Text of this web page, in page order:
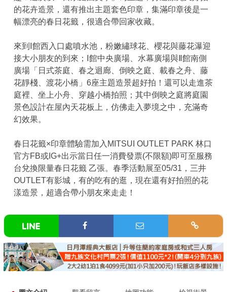
的花卉造景，還有推出主題套色印章，集滿印章後是一
幅漂亮的春日花籤，很適合帶回家收藏。
來到Ⅰ館西入口處噴水池，粉嫩繡球花、櫻花與藤花瀑迎
接大小朋友的到來；Ⅰ館中央廣場、水幕廣場與Ⅱ館南側
廣場「日式茶庭、春之迴廊、倒映之庭、載春之舟、藤
花靜棧、渡花小橋」6座主題造景超好拍！還可以走進茶
庭裡、坐上小舟、穿越小橋拍照；其中倒映之庭將庭園
景色設計在屋內天花板上，仿佛走入夢境之中，充滿奇
幻效果。
春日花籤×印章體驗需加入MITSUI OUTLET PARK 林口
官方FB或IG+出示當日任一消費發票(不限額)即可至服務
台兌換限量春日花籤 乙張。春季活動展至05/31，三井
OUTLET有影城，有的吃有的逛，現在還有好拍照的花
漾造景，超適合帶小朋友來走走！